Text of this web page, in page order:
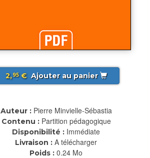
2,95€ Ajouter au panier
Auteur : Pierre Minvielle-Sébastia
Contenu : Partition pédagogique
Disponibilité : Immédiate
Livraison : A télécharger
Poids : 0.24 Mo